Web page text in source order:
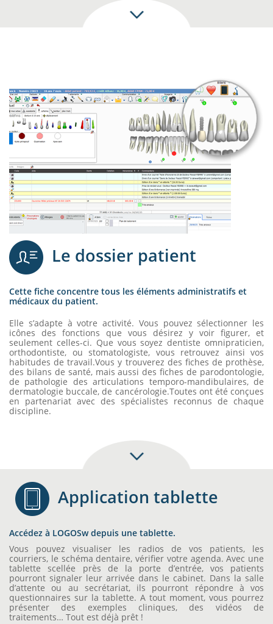
Le dossier patient
Cette fiche concentre tous les éléments administratifs et
médicaux du patient.
Elle s’adapte à votre activité. Vous pouvez sélectionner les
icônes des fonctions que vous désirez y voir figurer, et
seulement celles-ci. Que vous soyez dentiste omnipraticien,
orthodontiste, ou stomatologiste, vous retrouvez ainsi vos
habitudes de travail.Vous y trouverez des fiches de prothèse,
des bilans de santé, mais aussi des fiches de parodontologie,
de pathologie des articulations temporo-mandibulaires, de
dermatologie buccale, de cancérologie.Toutes ont été conçues
en partenariat avec des spécialistes reconnus de chaque
discipline.
Application tablette
Accédez à LOGOSw depuis une tablette.
Vous pouvez visualiser les radios de vos patients, les
courriers, le schéma dentaire, vérifier votre agenda. Avec une
tablette scellée près de la porte d’entrée, vos patients
pourront signaler leur arrivée dans le cabinet. Dans la salle
d’attente ou au secrétariat, ils pourront répondre à vos
questionnaires sur la tablette. A tout moment, vous pourrez
présenter des exemples cliniques, des vidéos de
traitements… Tout est déjà prêt !